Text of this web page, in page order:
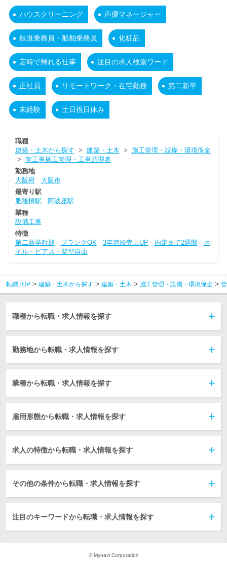
ハウスクリーニング 声優マネージャー
鉄道乗務員・船舶乗務員 化粧品
定時で帰れる仕事 注目の求人検索ワード
正社員 リモートワーク・在宅勤務 第二新卒
未経験 土日祝日休み
職種
建築・土木から探す > 建築・土木 > 施工管理・設備・環境保全
> 管工事施工管理・工事監理者
勤務地
大阪府
大阪市
最寄り駅
肥後橋駅
阿波座駅
業種
設備工事
特徴
第二新卒歓迎
ブランクOK 3年連続売上UP 内定まで2週間
ネ
イル・ピアス・髪型自由
転職TOP 建築・土木から探す 建築・土木 施工管理・設備・環境保全
職種から転職・求人情報を探す
勤務地から転職・求人情報を探す
業種から転職・求人情報を探す
雇用形態から転職・求人情報を探す
求人の特徴から転職・求人情報を探す
その他の条件から転職・求人情報を探す
注目のキーワードから転職・求人情報を探す
© Mynavi Corporation